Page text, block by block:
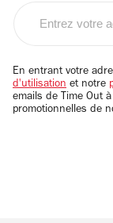
email
En entrant votre
d'utilisation et notre
emails de Time Out
promotionnelles de